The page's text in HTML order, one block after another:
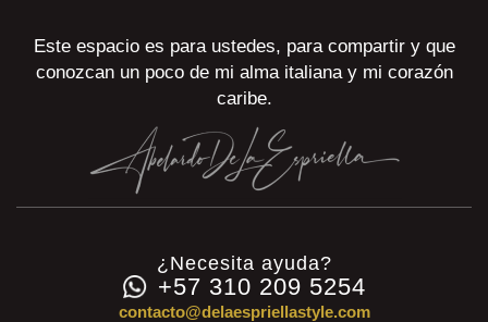
Este espacio es para ustedes, para compartir y que
conozcan un poco de mi alma italiana y mi corazón
caribe.
¿Necesita ayuda?
+57 310 209 5254
contacto@delaespriellastyle.com